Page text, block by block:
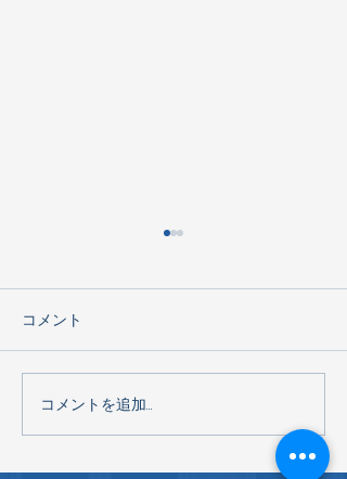
G2 明治チョコレート工場
見学2026
コメント
コメントを追加…